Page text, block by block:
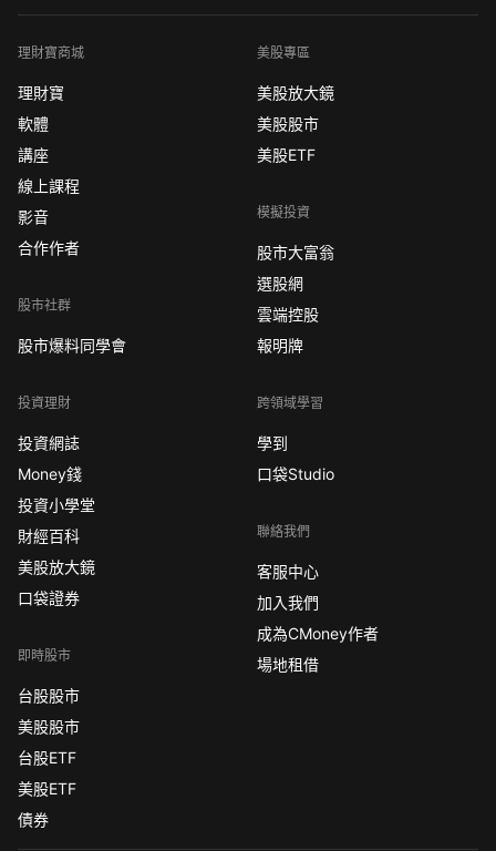
理財寶商城
理財寶
軟體
講座
線上課程
影音
合作作者
股市社群
股市爆料同學會
投資理財
投資網誌
Money錢
投資小學堂
財經百科
美股放大鏡
口袋證券
即時股市
台股股市
美股股市
台股ETF
美股ETF
債券
美股專區
美股放大鏡
美股股市
美股ETF
模擬投資
股市大富翁
選股網
雲端控股
報明牌
跨領域學習
學到
口袋Studio
聯絡我們
客服中心
加入我們
成為CMoney作者
場地租借